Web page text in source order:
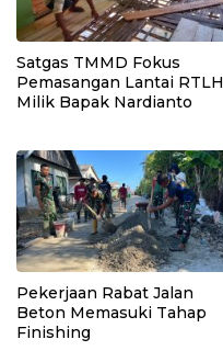
Satgas TMMD Fokus
Pemasangan Lantai RTLH
Milik Bapak Nardianto
Pekerjaan Rabat Jalan
Beton Memasuki Tahap
Finishing